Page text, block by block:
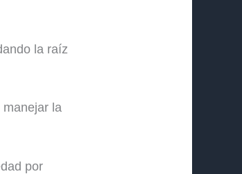
la raíz
la
por